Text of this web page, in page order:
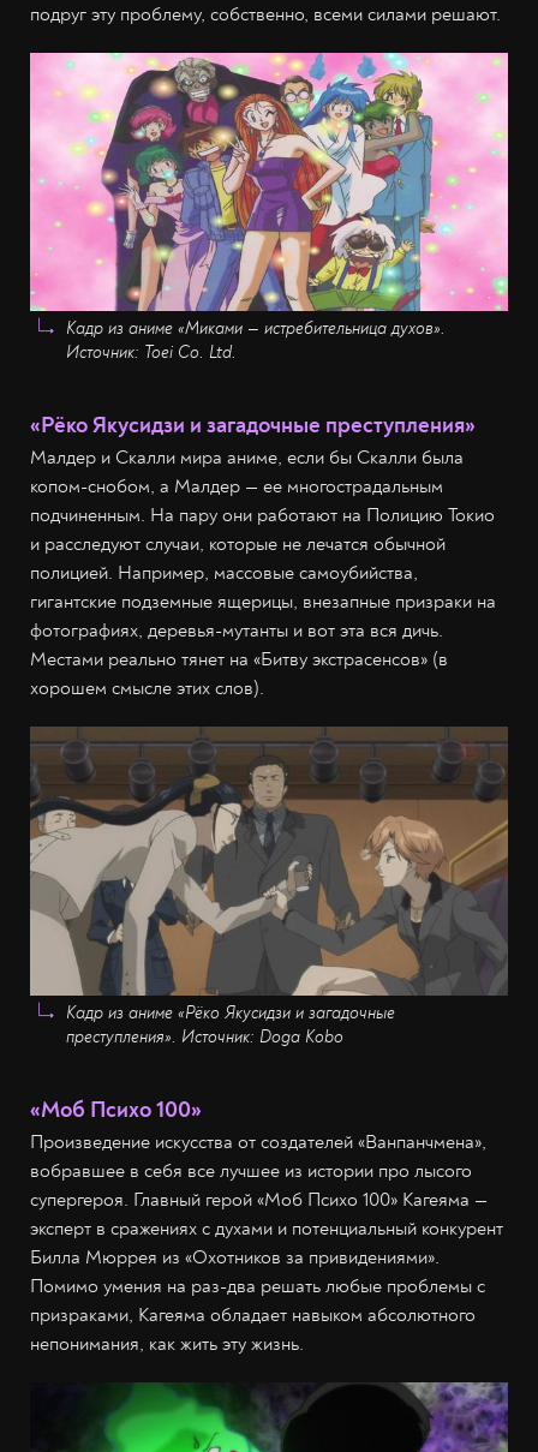
подруг эту проблему, собственно, всеми силами решают.
Кадр из аниме «Миками — истребительница духов».
Источник: Toei Co. Ltd.
«Рёко Якусидзи и загадочные преступления»
Малдер и Скалли мира аниме, если бы Скалли была
копом-снобом, а Малдер — ее многострадальным
подчиненным. На пару они работают на Полицию Токио
и расследуют случаи, которые не лечатся обычной
полицией. Например, массовые самоубийства,
гигантские подземные ящерицы, внезапные призраки на
фотографиях, деревья-мутанты и вот эта вся дичь.
Местами реально тянет на «Битву экстрасенсов» (в
хорошем смысле этих слов).
Кадр из аниме «Рёко Якусидзи и загадочные
преступления». Источник: Doga Kobo
«Моб Психо 100»
Произведение искусства от создателей «Ванпанчмена»,
вобравшее в себя все лучшее из истории про лысого
супергероя. Главный герой «Моб Психо 100» Кагеяма —
эксперт в сражениях с духами и потенциальный конкурент
Билла Мюррея из «Охотников за привидениями».
Помимо умения на раз-два решать любые проблемы с
призраками, Кагеяма обладает навыком абсолютного
непонимания, как жить эту жизнь.